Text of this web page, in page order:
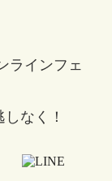
ラインフェ
なく！